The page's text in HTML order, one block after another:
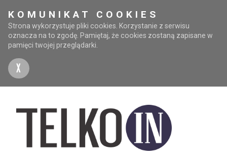
KOMUNIKAT COOKIES
Strona wykorzystuje pliki cookies. Korzystanie z serwisu
oznacza na to zgodę. Pamiętaj, że cookies zostaną zapisane w
pamięci twojej przeglądarki.
X